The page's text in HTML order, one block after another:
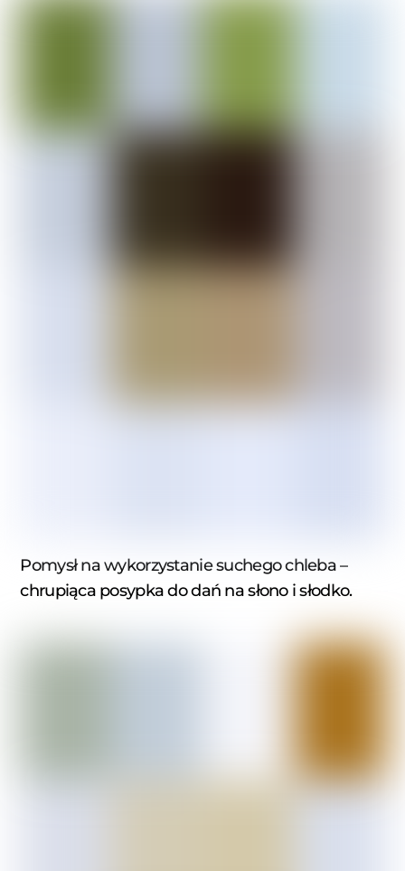
Pomysł na wykorzystanie suchego chleba –
chrupiąca posypka do dań na słono i słodko.